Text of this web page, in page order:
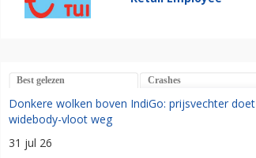
Best gelezen Crashes
Donkere wolken boven IndiGo: prijsvechter doet
widebody-vloot weg
31 jul 26